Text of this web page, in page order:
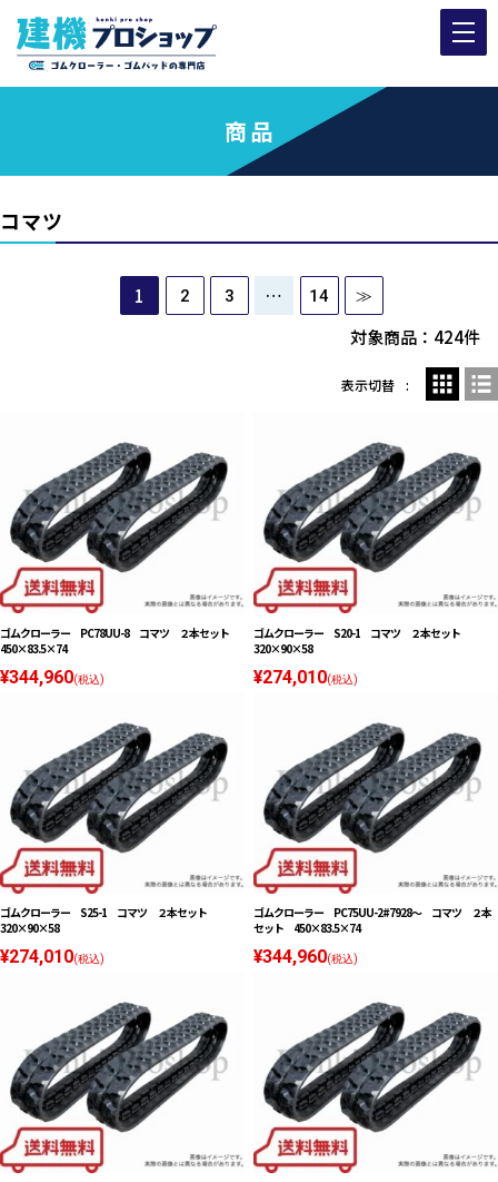
商品
コマツ
1 2 3 … 14 ≫
対象商品：424件
表示切替
ゴムクローラー PC78UU-8 コマツ ２本セット
450×83.5×74
¥344,960(税込)
ゴムクローラー S20-1 コマツ ２本セット
320×90×58
¥274,010(税込)
ゴムクローラー S25-1 コマツ ２本セット
320×90×58
¥274,010(税込)
ゴムクローラー PC75UU-2#7928〜 コマツ ２本
セット 450×83.5×74
¥344,960(税込)